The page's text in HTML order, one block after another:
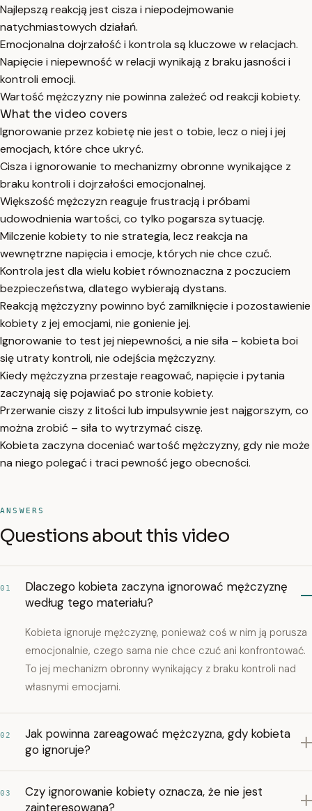
Najlepszą reakcją jest cisza i niepodejmowanie
natychmiastowych działań.
Emocjonalna dojrzałość i kontrola są kluczowe w relacjach.
Napięcie i niepewność w relacji wynikają z braku jasności i
kontroli emocji.
Wartość mężczyzny nie powinna zależeć od reakcji kobiety.
What the video covers
Ignorowanie przez kobietę nie jest o tobie, lecz o niej i jej
emocjach, które chce ukryć.
Cisza i ignorowanie to mechanizmy obronne wynikające z
braku kontroli i dojrzałości emocjonalnej.
Większość mężczyzn reaguje frustracją i próbami
udowodnienia wartości, co tylko pogarsza sytuację.
Milczenie kobiety to nie strategia, lecz reakcja na
wewnętrzne napięcia i emocje, których nie chce czuć.
Kontrola jest dla wielu kobiet równoznaczna z poczuciem
bezpieczeństwa, dlatego wybierają dystans.
Reakcją mężczyzny powinno być zamilknięcie i pozostawienie
kobiety z jej emocjami, nie gonienie jej.
Ignorowanie to test jej niepewności, a nie siła – kobieta boi
się utraty kontroli, nie odejścia mężczyzny.
Kiedy mężczyzna przestaje reagować, napięcie i pytania
zaczynają się pojawiać po stronie kobiety.
Przerwanie ciszy z litości lub impulsywnie jest najgorszym, co
można zrobić – siła to wytrzymać ciszę.
Kobieta zaczyna doceniać wartość mężczyzny, gdy nie może
na niego polegać i traci pewność jego obecności.
ANSWERS
Questions about this video
01
Dlaczego kobieta zaczyna ignorować mężczyznę
według tego materiału?
Kobieta ignoruje mężczyznę, ponieważ coś w nim ją porusza
emocjonalnie, czego sama nie chce czuć ani konfrontować.
To jej mechanizm obronny wynikający z braku kontroli nad
własnymi emocjami.
02
Jak powinna zareagować mężczyzna, gdy kobieta
go ignoruje?
03
Czy ignorowanie kobiety oznacza, że nie jest
zainteresowana?